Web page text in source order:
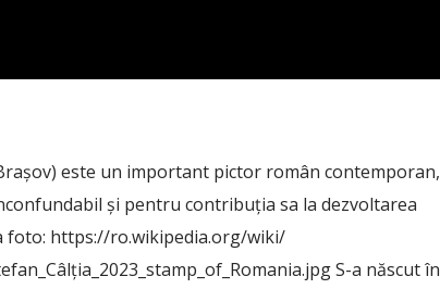
este un important pictor român contemporan,
și pentru contribuția sa la dezvoltarea
foto: https://ro.wikipedia.org/wiki/
S-a născut în